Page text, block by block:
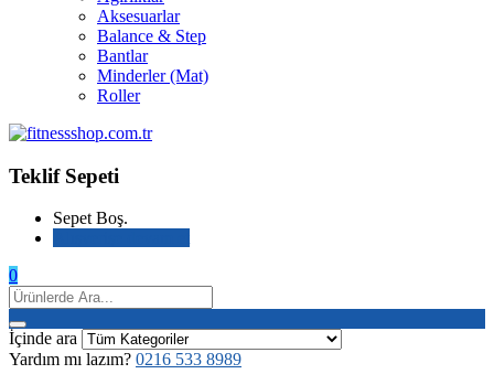
Aksesuarlar
Balance & Step
Bantlar
Minderler (Mat)
Roller
Teklif Sepeti
Sepet Boş.
0
İçinde ara
Yardım mı lazım? 0216 533 8989